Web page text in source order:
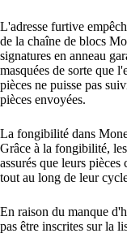
L'adresse furtive
de la chaîne de blocs
signatures en anneau
masquées de sorte que
pièces ne puisse pas
pièces envoyées.
La fongibilité dans
Grâce à la fongibilité,
assurés que leurs
tout au long de leur
En raison du manque
pas être inscrites sur la